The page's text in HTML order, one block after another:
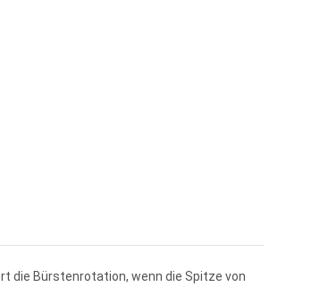
die Bürstenrotation, wenn die Spitze von